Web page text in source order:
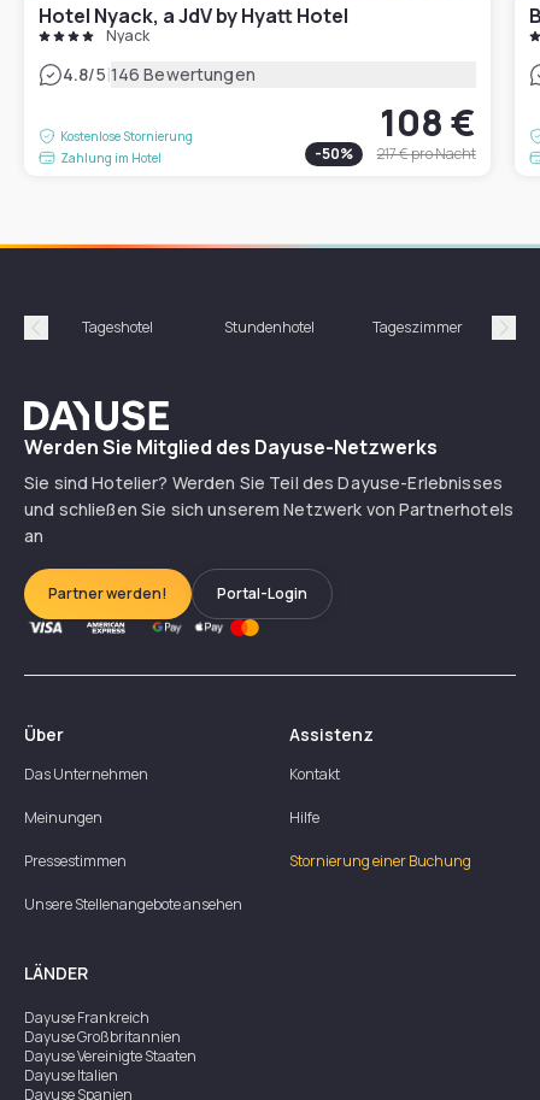
Hotel Nyack, a JdV by Hyatt Hotel
Nyack
4.8/5|146 Bewertungen
Kostenlose Stornierung
Zahlung im Hotel
108 €
-50% 217 €pro Nacht
Précédent
Tageshotel Stundenhotel Tageszimmer
Dayuse
Werden Sie Mitglied des Dayuse-Netzwerks
Sie sind Hotelier? Werden Sie Teil des Dayuse-Erlebnisses
und schließen Sie sich unserem Netzwerk von Partnerhotels
an
Partner werden! Portal-Login
Über
Das Unternehmen
Meinungen
Pressestimmen
Unsere Stellenangebote ansehen
Assistenz
Kontakt
Hilfe
Stornierung einer Buchung
LÄNDER
DayuseFrankreich
DayuseGroßbritannien
DayuseVereinigte Staaten
DayuseItalien
DayuseSpanien